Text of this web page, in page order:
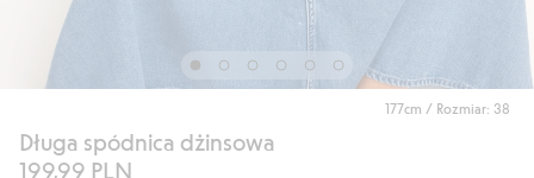
177cm / Rozmiar: 38
Długa spódnica dżinsowa
199,99 PLN